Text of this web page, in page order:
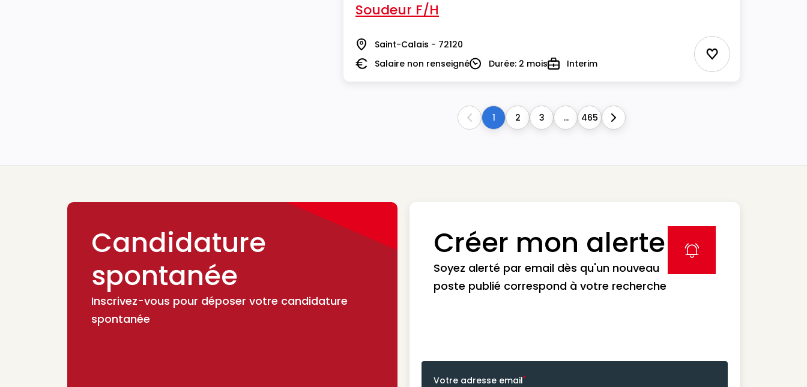
Soudeur F/H
Lieu Saint-Calais - 72120
SalaireSalaire non renseignéDuréeDurée: 2 moisTypeInterim Ajouter aux
Previous
1 2 3 ... 465 Next
Candidature
spontanée
Inscrivez-vous pour déposer votre candidature
spontanée
Créer mon alerte
Soyez alerté par email dès qu'un nouveau
poste publié correspond à votre recherche
label icon
Votre adresse email*